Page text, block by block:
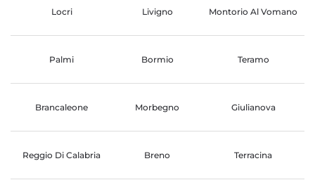
Locri Livigno Montorio Al Vomano
Palmi Bormio Teramo
Brancaleone Morbegno Giulianova
Reggio Di Calabria Breno Terracina